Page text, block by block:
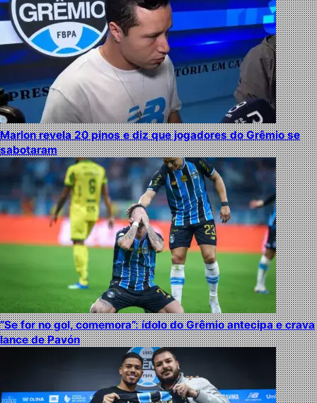
Marlon revela 20 pinos e diz que jogadores do Grêmio se
sabotaram
“Se for no gol, comemora”: ídolo do Grêmio antecipa e crava
lance de Pavón